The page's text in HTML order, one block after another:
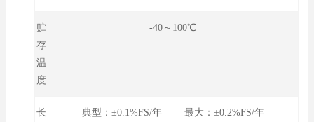
贮
存
温
度
-40～100℃
长
典型：±0.1%FS/年 最大：±0.2%FS/年